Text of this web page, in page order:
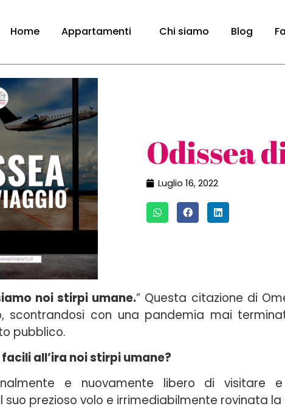
Home Appartamenti Chi siamo Blog
Odissea
Luglio 16, 2022
noi stirpi umane.” Questa citazione di
scontrandosi con una pandemia mai
pubblico.
all’ira noi stirpi umane?
e nuovamente libero di visitare
prezioso volo e irrimediabilmente rovinata